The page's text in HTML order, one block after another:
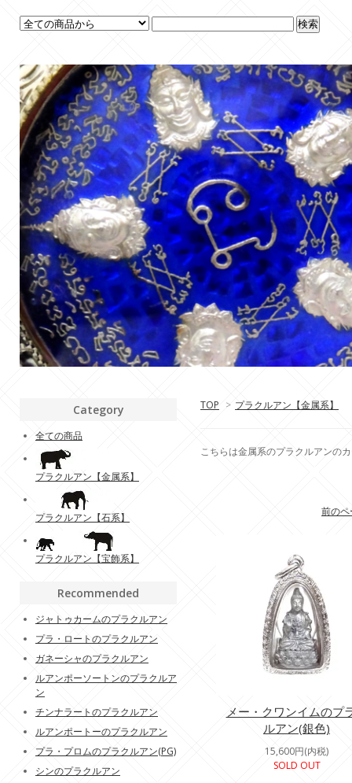
TOP > プラクルアン【金属系】
こちらは金属系のプラクルアンの
前の
メー・クワンイムのプ
ルアン(銀色)
15,600円(内税)
SOLD OUT
Category
全ての商品
プラクルアン【金属系】
プラクルアン【石系】
プラクルアン【宝飾系】
Recommended
ジャトゥカームのプラクルアン
プラ・ロートのプラクルアン
ガネーシャのプラクルアン
ルアンポーソートンのプラクルア
ン
チンナラートのプラクルアン
ルアンポートーのプラクルアン
プラ・プロムのプラクルアン(PG)
シンのプラクルアン